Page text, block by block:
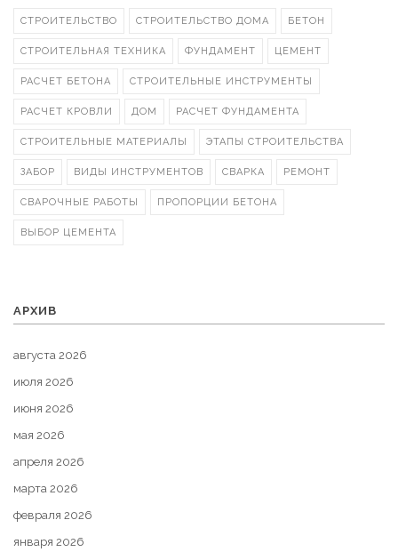
СТРОИТЕЛЬСТВО СТРОИТЕЛЬСТВО ДОМА БЕТОН
СТРОИТЕЛЬНАЯ ТЕХНИКА ФУНДАМЕНТ ЦЕМЕНТ
РАСЧЕТ БЕТОНА СТРОИТЕЛЬНЫЕ ИНСТРУМЕНТЫ
РАСЧЕТ КРОВЛИ ДОМ РАСЧЕТ ФУНДАМЕНТА
СТРОИТЕЛЬНЫЕ МАТЕРИАЛЫ ЭТАПЫ СТРОИТЕЛЬСТВА
ЗАБОР ВИДЫ ИНСТРУМЕНТОВ СВАРКА РЕМОНТ
СВАРОЧНЫЕ РАБОТЫ ПРОПОРЦИИ БЕТОНА
ВЫБОР ЦЕМЕНТА
АРХИВ
августа 2026
июля 2026
июня 2026
мая 2026
апреля 2026
марта 2026
февраля 2026
января 2026